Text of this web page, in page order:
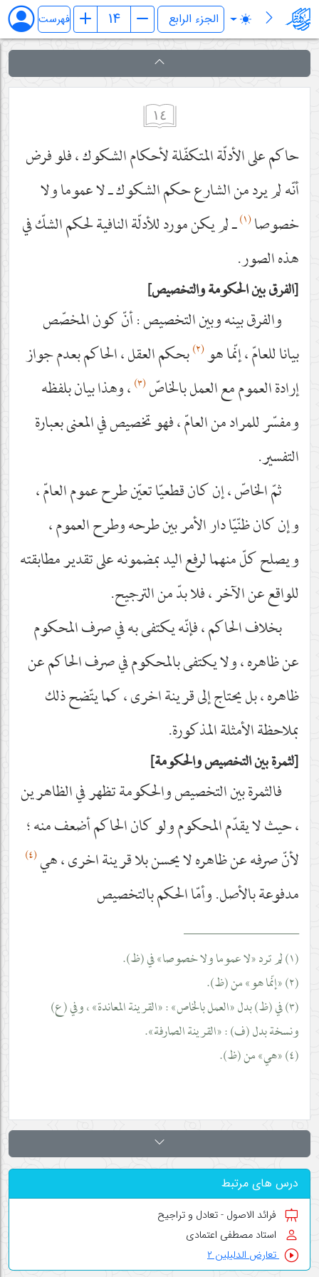
فرائد الاصول (رسائل) فهرست
١٤
حاكم على الأدلّة المتكفّلة لأحكام الشكوك ، فلو فرض
أنّه لم يرد من الشارع حكم الشكوك ـ لا عموما ولا
خصوصا(١) ـ لم يكن مورد للأدلّة النافية لحكم الشكّ في
هذه الصور.
الفرق بين الحكومة والتخصيص
والفرق بينه وبين التخصيص : أنّ كون المخصّص
بيانا للعامّ ، إنّما هو(٢) بحكم العقل ، الحاكم بعدم جواز
إرادة العموم مع العمل بالخاصّ(٣) ، وهذا بيان بلفظه
ومفسّر للمراد من العامّ ، فهو تخصيص في المعنى بعبارة
التفسير.
ثمّ الخاصّ ، إن كان قطعيّا تعيّن طرح عموم العامّ ،
وإن كان ظنّيّا دار الأمر بين طرحه وطرح العموم ،
ويصلح كلّ منهما لرفع اليد بمضمونه على تقدير مطابقته
للواقع عن الآخر ، فلا بدّ من الترجيح.
بخلاف الحاكم ، فإنّه يكتفى به في صرف المحكوم
عن ظاهره ، ولا يكتفى بالمحكوم في صرف الحاكم عن
ظاهره ، بل يحتاج إلى قرينة اخرى ، كما يتّضح ذلك
بملاحظة الأمثلة المذكورة.
لثمرة بين التخصيص والحكومة
فالثمرة بين التخصيص والحكومة تظهر في الظاهرين
، حيث لا يقدّم المحكوم ولو كان الحاكم أضعف منه ؛
لأنّ صرفه عن ظاهره لا يحسن بلا قرينة اخرى ، هي(٤)
مدفوعة بالأصل. وأمّا الحكم بالتخصيص
__________________
(١) لم ترد «لا عموما ولا خصوصا» في (ظ).
(٢) «إنّما هو» من (ظ).
(٣) في (ظ) بدل «العمل بالخاص» : «القرينة المعاندة» ، وفي (ع)
ونسخة بدل (ف) : «القرينة الصارفة».
(٤) «هي» من (ظ).
درس های مرتبط
فرائد الاصول - تعادل و تراجیح
استاد مصطفی اعتمادی
تعارض الدلیلین ۲